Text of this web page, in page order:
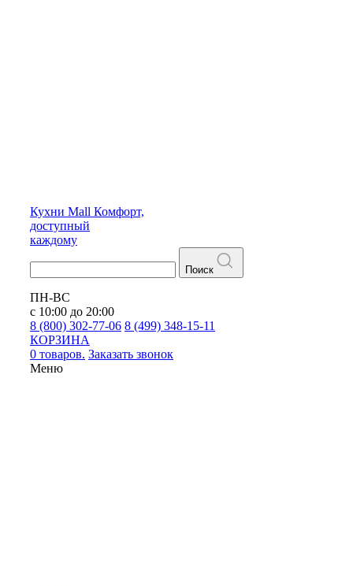
Кухни Mall Комфорт,
доступный
каждому
Поиск
ПН-ВС
с 10:00 до 20:00
8 (800) 302-77-06 8 (499) 348-15-11
КОРЗИНА
0 товаров. Заказать звонок
Меню